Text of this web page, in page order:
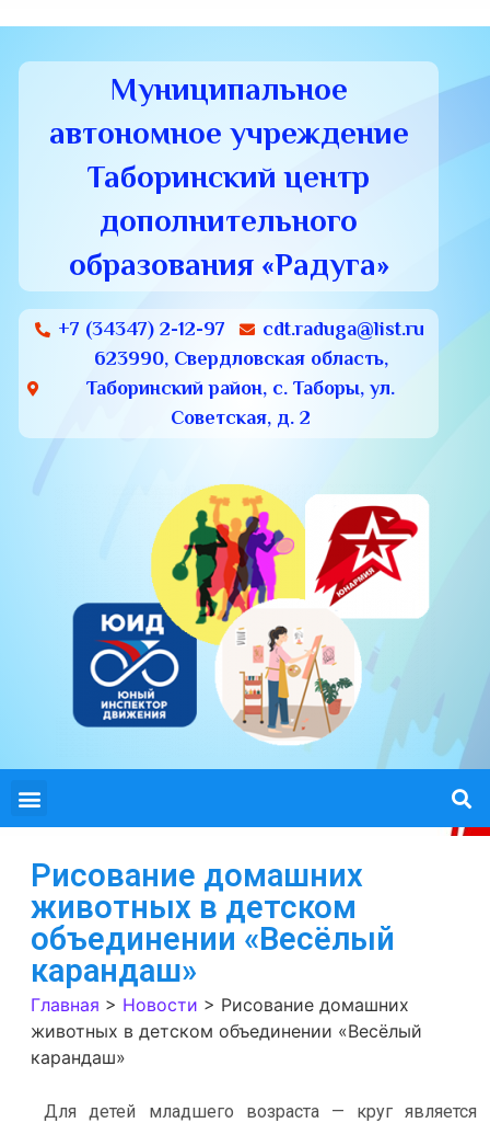
Муниципальное
автономное учреждение
Таборинский центр
дополнительного
образования «Радуга»
+7 (34347) 2-12-97
cdt.raduga@list.ru
623990, Свердловская область,
Таборинский район, с. Таборы, ул.
Советская, д. 2
Рисование домашних
животных в детском
объединении «Весёлый
карандаш»
Главная > Новости > Рисование домашних
животных в детском объединении «Весёлый
карандаш»
Для детей младшего возраста — круг является